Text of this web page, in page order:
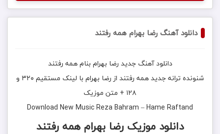
دانلود آهنگ رضا بهرام همه رفتند
دانلود آهنگ جدید رضا بهرام بنامهمه رفتند
شنونده ترانه جدیدهمه رفتند ازرضا بهرام
با لینک مستقیم ۳۲۰ و
۱۲۸ + متن موزیک
Download New MusicReza Bahram –Hame Raftand
دانلود موزیک رضا بهرام همه رفتند